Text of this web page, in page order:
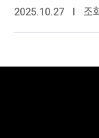
2025.10.27 I 조